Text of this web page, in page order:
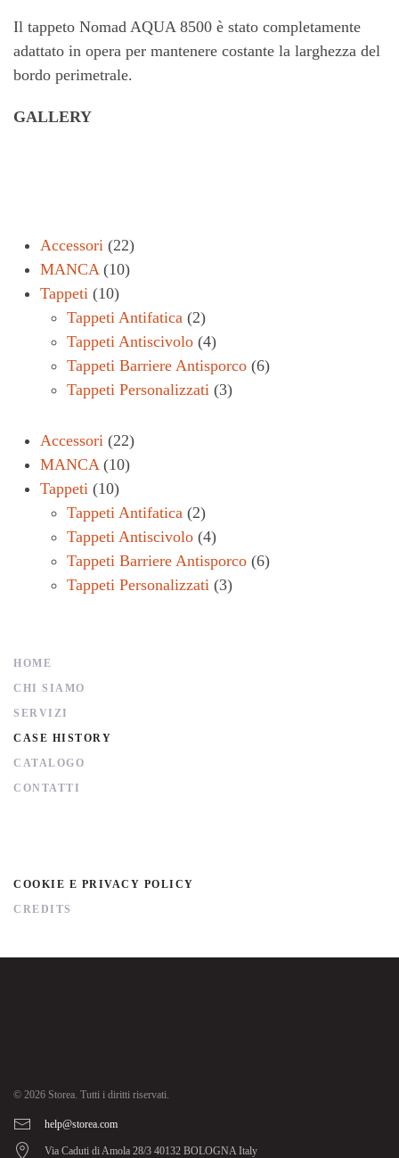
Il tappeto Nomad AQUA 8500 è stato completamente
adattato in opera per mantenere costante la larghezza del
bordo perimetrale.
GALLERY
Accessori (22)
MANCA (10)
Tappeti (10)
Tappeti Antifatica (2)
Tappeti Antiscivolo (4)
Tappeti Barriere Antisporco (6)
Tappeti Personalizzati (3)
Accessori (22)
MANCA (10)
Tappeti (10)
Tappeti Antifatica (2)
Tappeti Antiscivolo (4)
Tappeti Barriere Antisporco (6)
Tappeti Personalizzati (3)
HOME
CHI SIAMO
SERVIZI
CASE HISTORY
CATALOGO
CONTATTI
COOKIE E PRIVACY POLICY
CREDITS
© 2026 Storea. Tutti i diritti riservati.
help@storea.com
Via Caduti di Amola 28/3 40132 BOLOGNA Italy